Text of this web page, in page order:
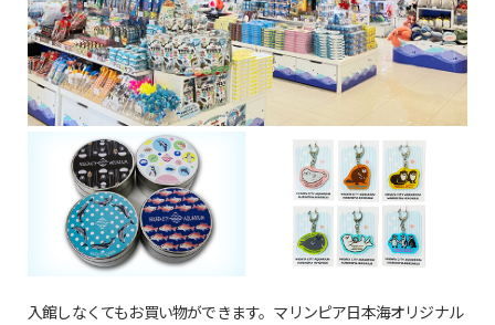
入館しなくてもお買い物ができます。マリンピア日本海オリジナル